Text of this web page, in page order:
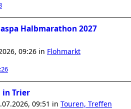
Halbmarathon 2027
09:26 in Flohmarkt
Trier
09:51 in Touren, Treffen